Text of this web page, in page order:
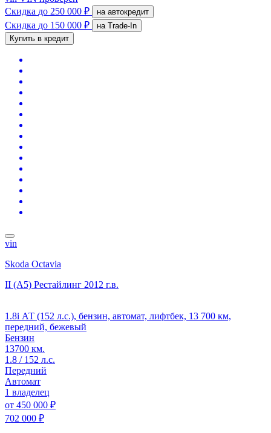
Скидка до 250 000 ₽ на автокредит
Скидка до 150 000 ₽
на Trade-In
Купить в кредит
vin
Skoda Octavia
II (A5) Рестайлинг 2012 г.в.
1.8i АТ (152 л.с.), бензин, автомат, лифтбек, 13 700 км,
передний, бежевый
Бензин
13700 км.
1.8 / 152 л.с.
Передний
Автомат
1 владелец
от 450 000 ₽
702 000 ₽